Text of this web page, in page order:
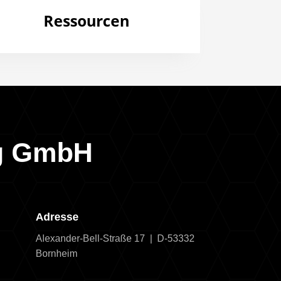
Ressourcen
GmbH
Adresse
Alexander-Bell-Straße 17 | D-53332
Bornheim